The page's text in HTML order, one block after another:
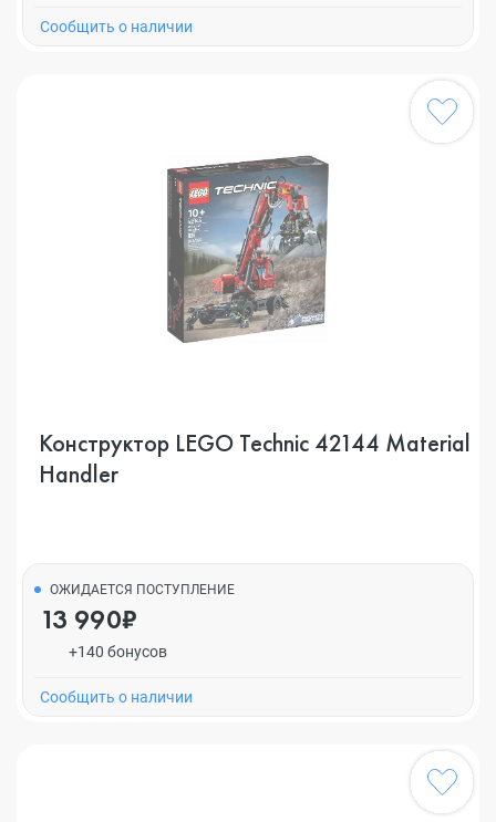
Cообщить о наличии
Конструктор LEGO Technic 42144 Material
Handler
ОЖИДАЕТСЯ ПОСТУПЛЕНИЕ
13 990₽
+140 бонусов
Cообщить о наличии